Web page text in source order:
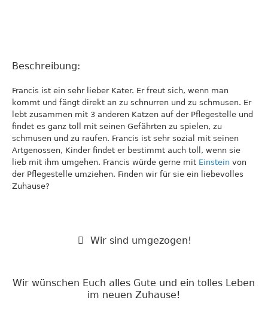
Beschreibung:
Francis ist ein sehr lieber Kater. Er freut sich, wenn man
kommt und fängt direkt an zu schnurren und zu schmusen. Er
lebt zusammen mit 3 anderen Katzen auf der Pflegestelle und
findet es ganz toll mit seinen Gefährten zu spielen, zu
schmusen und zu raufen. Francis ist sehr sozial mit seinen
Artgenossen, Kinder findet er bestimmt auch toll, wenn sie
lieb mit ihm umgehen. Francis würde gerne mit Einstein von
der Pflegestelle umziehen. Finden wir für sie ein liebevolles
Zuhause?
Wir sind umgezogen!
Wir wünschen Euch alles Gute und ein tolles Leben
im neuen Zuhause!